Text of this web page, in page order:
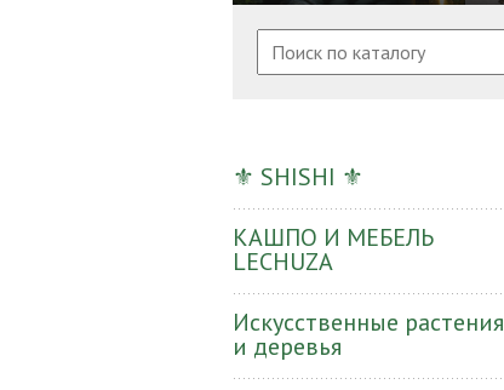
⚜ SHISHI ⚜
КАШПО И МЕБЕЛЬ
LECHUZA
Искусственные растения
и деревья